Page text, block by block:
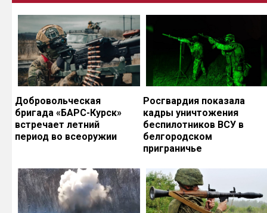
Добровольческая
бригада «БАРС-Курск»
встречает летний
период во всеоружии
Росгвардия показала
кадры уничтожения
беспилотников ВСУ в
белгородском
приграничье